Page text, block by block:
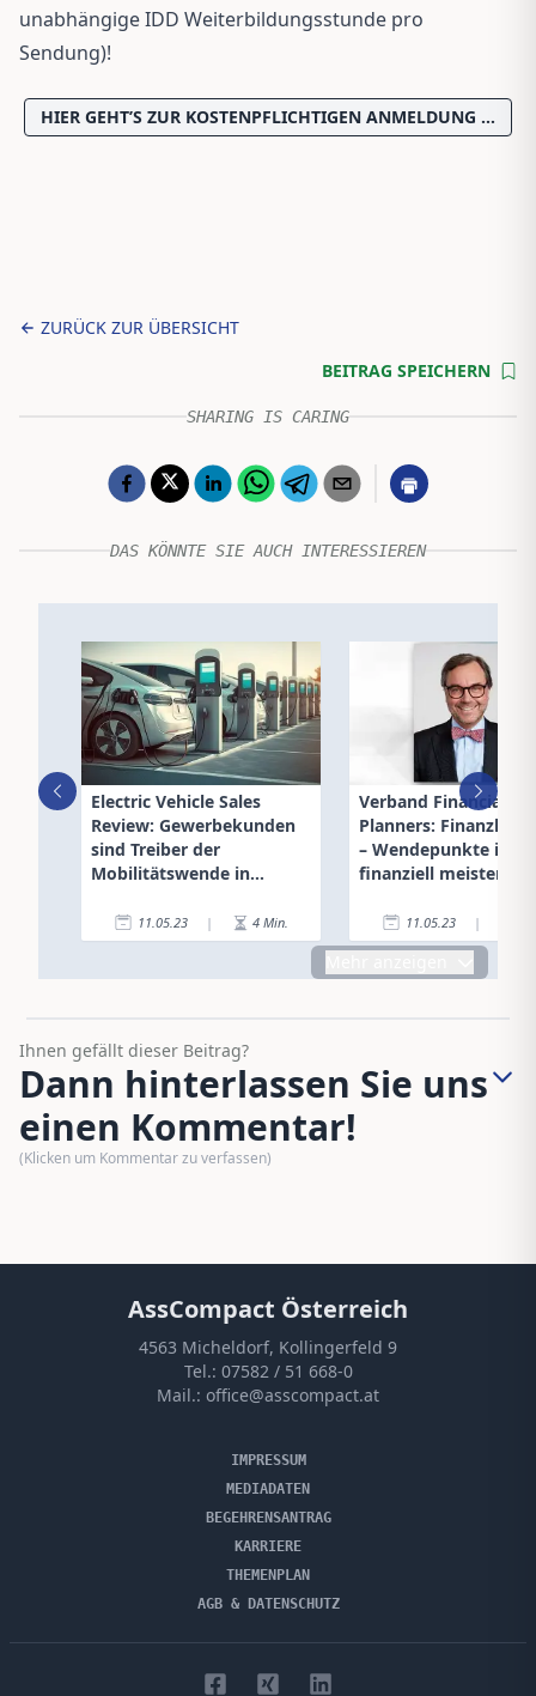
unabhängige IDD Weiterbildungsstunde pro
Sendung)!
HIER GEHT’S ZUR KOSTENPFLICHTIGEN ANMELDUNG …
ZURÜCK ZUR ÜBERSICHT
BEITRAG SPEICHERN
SHARING IS CARING
DAS KÖNNTE SIE AUCH INTERESSIEREN
Electric Vehicle Sales
Review: Gewerbekunden
sind Treiber der
Mobilitätswende in
11.05.23 | 4 Min.
Verband Financial
Planners:
– Wendepunkte im
finanziell meistern
11.05.23 |
Ihnen gefällt dieser Beitrag?
Dann hinterlassen Sie uns
einen Kommentar!
(Klicken um Kommentar zu verfassen)
AssCompact Österreich
4563 Micheldorf, Kollingerfeld 9
Tel.: 07582 / 51 668-0
Mail.: office@asscompact.at
IMPRESSUM
MEDIADATEN
BEGEHRENSANTRAG
KARRIERE
THEMENPLAN
AGB & DATENSCHUTZ